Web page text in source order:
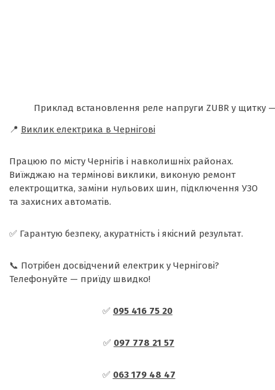
Приклад встановлення реле напруги ZUBR у щитку
📍 Виклик електрика в Чернігові
Працюю по місту Чернігів і навколишніх районах.
Виїжджаю на термінові виклики, виконую ремонт
електрощитка, заміни нульових шин, підключення УЗО
та захисних автоматів.
✅ Гарантую безпеку, акуратність і якісний результат.
📞 Потрібен досвідчений електрик у Чернігові?
Телефонуйте — приїду швидко!
✅ 095 416 75 20
✅ 097 778 21 57
✅ 063 179 48 47